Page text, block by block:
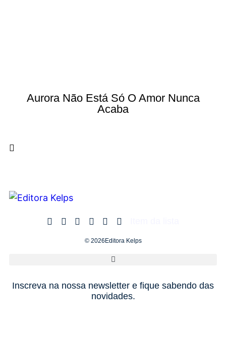
Aurora Não Está Só O Amor Nunca
Acaba
© 2026Editora Kelps
Inscreva na nossa newsletter e fique sabendo das
novidades.